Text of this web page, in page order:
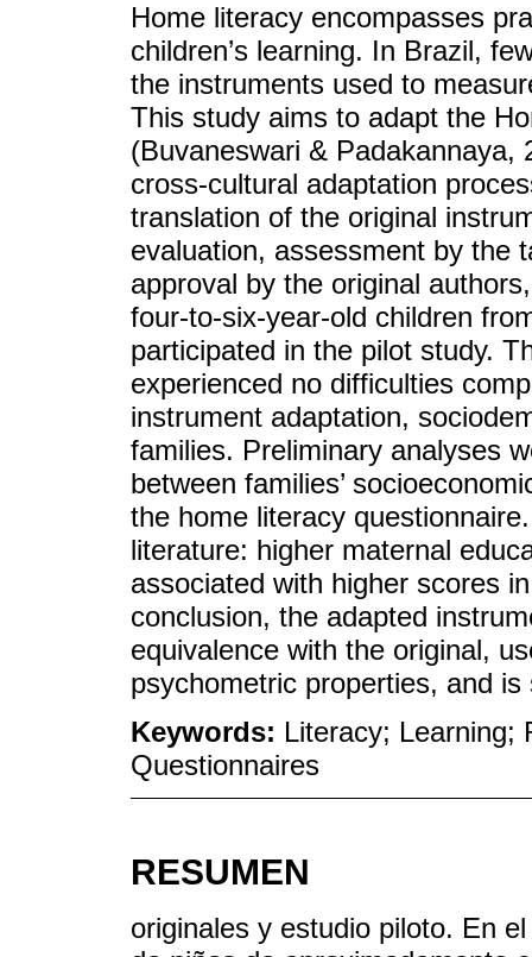
Home literacy encompasses
children’s learning. In Brazil,
the instruments used to
This study aims to adapt the
(Buvaneswari & Padakannaya,
cross-cultural adaptation
translation of the original
evaluation, assessment by the
approval by the original
four-to-six-year-old children
participated in the pilot study.
experienced no difficulties
instrument adaptation,
families. Preliminary analyses
between families’
the home literacy
literature: higher maternal
associated with higher scores
conclusion, the adapted
equivalence with the original,
psychometric properties, and
Keywords: Literacy; Learning;
Questionnaires
RESUMEN
originales y estudio piloto. En